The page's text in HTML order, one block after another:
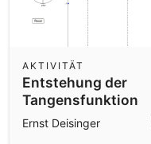
Entstehung der
Tangensfunktion
AKTIVITÄT
Ernst Deisinger